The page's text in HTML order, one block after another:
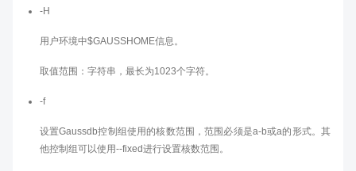
-H
用户环境中$GAUSSHOME信息。
取值范围：字符串，最长为1023个字符。
-f
设置Gaussdb控制组使用的核数范围，范围必须是a-b或a的形式。其
他控制组可以使用--fixed进行设置核数范围。